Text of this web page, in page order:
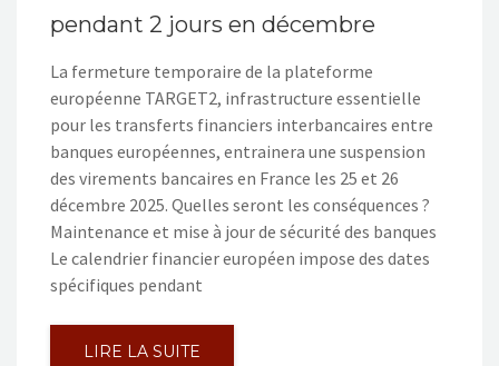
pendant 2 jours en décembre
La fermeture temporaire de la plateforme
européenne TARGET2, infrastructure essentielle
pour les transferts financiers interbancaires entre
banques européennes, entrainera une suspension
des virements bancaires en France les 25 et 26
décembre 2025. Quelles seront les conséquences ?
Maintenance et mise à jour de sécurité des banques
Le calendrier financier européen impose des dates
spécifiques pendant
LIRE LA SUITE